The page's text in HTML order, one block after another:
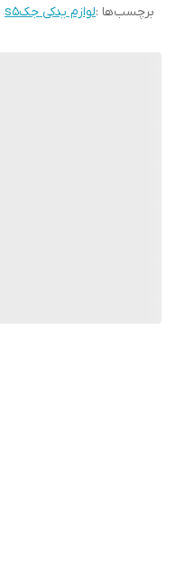
برچسب‌ها :لوازم یدکی جکs5